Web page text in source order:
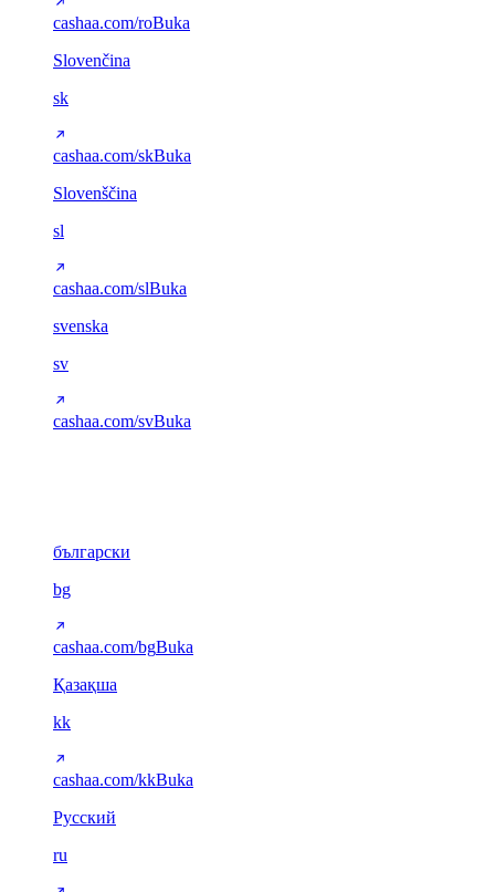
cashaa.com/roBuka
Slovenčina
sk
cashaa.com/skBuka
Slovenščina
sl
cashaa.com/slBuka
svenska
sv
cashaa.com/svBuka
български
bg
cashaa.com/bgBuka
Қазақша
kk
cashaa.com/kkBuka
Русский
ru